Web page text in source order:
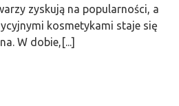
zyskują na popularności, a
kosmetykami staje się
W dobie,[...]